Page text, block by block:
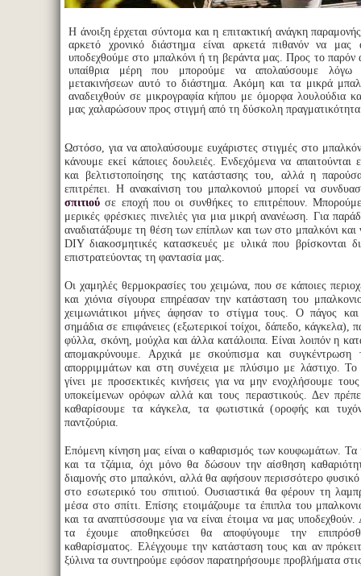
Η άνοιξη έρχεται σύντομα και η επιτακτική ανάγκη
αρκετό χρονικό διάστημα είναι αρκετά πιθανόν να μας
υποδεχθούμε στο μπαλκόνι ή τη βεράντα μας. Προς το παρόν
υπαίθρια μέρη που μπορούμε να απολαύσουμε λόγω
μετακινήσεων αυτό το διάστημα. Ακόμη και τα μικρά
αναδειχθούν σε μικρογραφία κήπου με όμορφα λουλούδια
μας χαλαρώσουν προς στιγμή από τη δύσκολη
Ωστόσο, για να απολαύσουμε ευχάριστες στιγμές στο
κάνουμε εκεί κάποιες δουλειές. Ενδεχόμενα να απαιτούνται
και βελτιστοποίησης της κατάστασης του, αλλά η
επιτρέπει. Η ανακαίνιση του μπαλκονιού μπορεί να
σπιτιού σε εποχή που οι συνθήκες το επιτρέπουν.
μερικές φρέσκιες πινελιές για μια μικρή ανανέωση. Για
αναδιατάξουμε τη θέση των επίπλων και των στο μπαλκόνι και
DIY διακοσμητικές κατασκευές με υλικά που βρίσκονται
επιστρατεύοντας τη φαντασία μας.
Οι χαμηλές θερμοκρασίες του χειμώνα, που σε κάποιες
και χιόνια σίγουρα επηρέασαν την κατάσταση του
χειμωνιάτικοι μήνες άφησαν το στίγμα τους. Ο πάγος
σημάδια σε επιφάνειες (εξωτερικοί τοίχοι, δάπεδο, κάγκελα),
φύλλα, σκόνη, μούχλα και άλλα κατάλοιπα. Είναι λοιπόν η
απομακρύνουμε. Αρχικά με σκούπισμα και συγκέντρωση
απορριμμάτων και στη συνέχεια με πλύσιμο με λάστιχο. Το
γίνει με προσεκτικές κινήσεις για να μην ενοχλήσουμε
υποκείμενων ορόφων αλλά και τους περαστικούς. Δεν
καθαρίσουμε τα κάγκελα, τα φωτιστικά (οροφής και
παντζούρια.
Επόμενη κίνηση μας είναι ο καθαρισμός των κουφωμάτων.
και τα τζάμια, όχι μόνο θα δώσουν την αίσθηση
διαμονής στο μπαλκόνι, αλλά θα αφήσουν περισσότερο
στο εσωτερικό του σπιτιού. Ουσιαστικά θα φέρουν τη
μέσα στο σπίτι. Επίσης ετοιμάζουμε τα έπιπλα του
και τα αναπτύσσουμε για να είναι έτοιμα να μας
τα έχουμε αποθηκεύσει θα αποφύγουμε την
καθαρίσματος. Ελέγχουμε την κατάσταση τους και αν
ξύλινα τα συντηρούμε εφόσον παρατηρήσουμε προβλήματα